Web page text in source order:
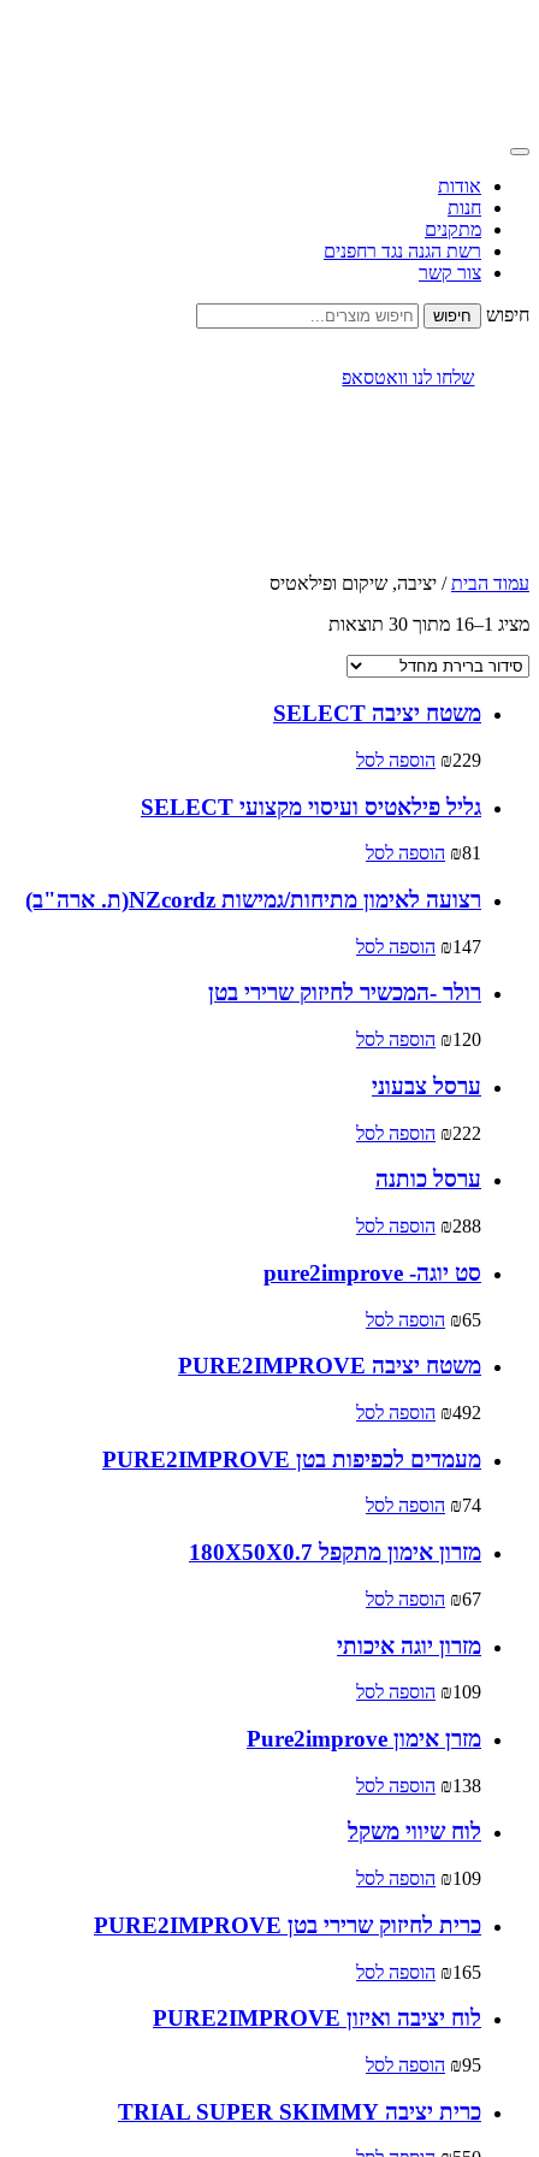
אודות
חנות
מתקנים
רשת הגנה נגד רחפנים
צור קשר
חיפוש
שלחו לנו וואטסאפ
עמוד הבית/ יציבה, שיקום ופילאטיס
מציג 1–16 מתוך 30 תוצאות
משטח יציבה SELECT
₪229 הוספה לסל
גליל פילאטיס ועיסוי מקצועי SELECT
₪81 הוספה לסל
רצועה לאימון מתיחות/גמישות NZcordz(ת. ארה"ב)
₪147 הוספה לסל
רולר -המכשיר לחיזוק שרירי בטן
₪120 הוספה לסל
ערסל צבעוני
₪222 הוספה לסל
ערסל כותנה
₪288 הוספה לסל
סט יוגה- pure2improve
₪65 הוספה לסל
משטח יציבה PURE2IMPROVE
₪492 הוספה לסל
מעמדים לכפיפות בטן PURE2IMPROVE
₪74 הוספה לסל
מזרון אימון מתקפל 180X50X0.7
₪67 הוספה לסל
מזרון יוגה איכותי
₪109 הוספה לסל
מזרן אימון Pure2improve
₪138 הוספה לסל
לוח שיווי משקל
₪109 הוספה לסל
כרית לחיזוק שרירי בטן PURE2IMPROVE
₪165 הוספה לסל
לוח יציבה ואיזון PURE2IMPROVE
₪95 הוספה לסל
כרית יציבה TRIAL SUPER SKIMMY